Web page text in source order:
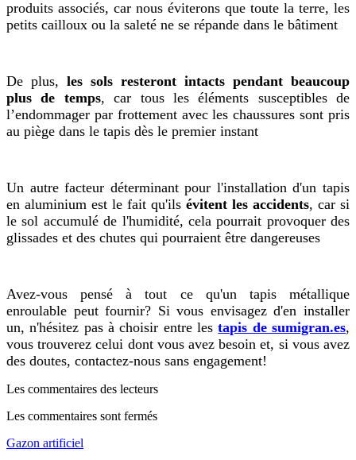
produits associés, car nous éviterons que toute la terre, les
petits cailloux ou la saleté ne se répande dans le bâtiment
De plus, les sols resteront intacts pendant beaucoup
plus de temps, car tous les éléments susceptibles de
l’endommager par frottement avec les chaussures sont pris
au piège dans le tapis dès le premier instant
Un autre facteur déterminant pour l'installation d'un tapis
en aluminium est le fait qu'ils évitent les accidents, car si
le sol accumulé de l'humidité, cela pourrait provoquer des
glissades et des chutes qui pourraient être dangereuses
Avez-vous pensé à tout ce qu'un tapis métallique
enroulable peut fournir? Si vous envisagez d'en installer
un, n'hésitez pas à choisir entre lestapis de sumigran.es,
vous trouverez celui dont vous avez besoin et, si vous avez
des doutes, contactez-nous sans engagement!
Les commentaires des lecteurs
Les commentaires sont fermés
Gazon artificiel